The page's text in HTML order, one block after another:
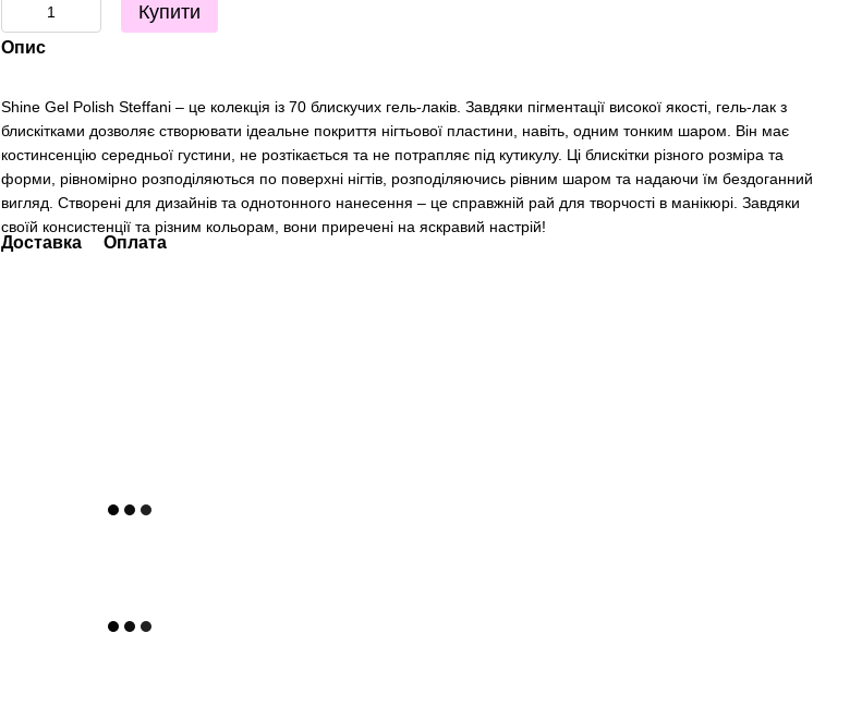
Купити
Опис
Shine Gel Polish Steffani – це колекція із 70 блискучих гель-лаків. Завдяки пігментації високої якості, гель-лак з
блискітками дозволяє створювати ідеальне покриття нігтьової пластини, навіть, одним тонким шаром. Він має
костинсенцію середньої густини, не розтікається та не потрапляє під кутикулу. Ці блискітки різного розміра та
форми, рівномірно розподіляються по поверхні нігтів, розподіляючись рівним шаром та надаючи їм бездоганний
вигляд. Створені для дизайнів та однотонного нанесення – це справжній рай для творчості в манікюрі. Завдяки
своїй консистенції та різним кольорам, вони приречені на яскравий настрій!
Доставка Оплата